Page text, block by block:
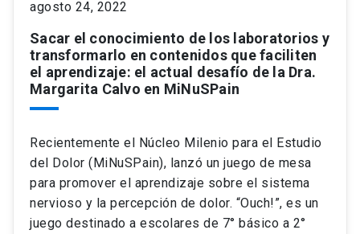
agosto 24, 2022
Sacar el conocimiento de los laboratorios y
transformarlo en contenidos que faciliten
el aprendizaje: el actual desafío de la Dra.
Margarita Calvo en MiNuSPain
Recientemente el Núcleo Milenio para el Estudio
del Dolor (MiNuSPain), lanzó un juego de mesa
para promover el aprendizaje sobre el sistema
nervioso y la percepción de dolor. “Ouch!”, es un
juego destinado a escolares de 7° básico a 2°